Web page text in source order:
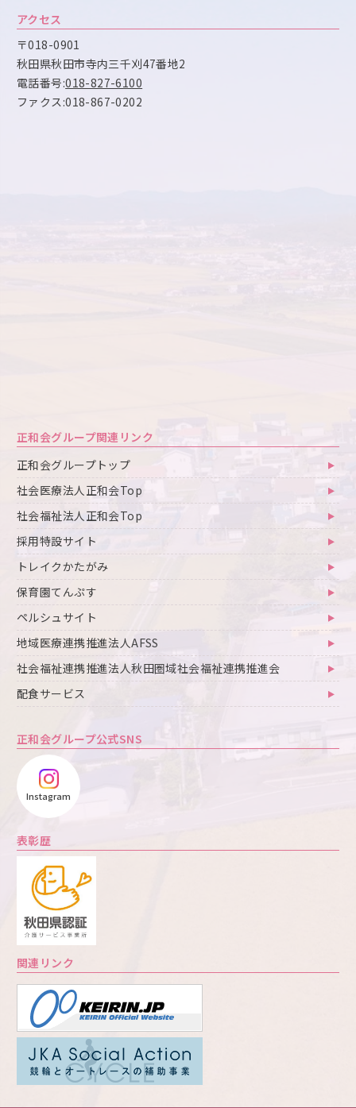
アクセス
〒018-0901
秋田県秋田市寺内三千刈47番地2
電話番号:018-827-6100
ファクス:018-867-0202
正和会グループ関連リンク
正和会グループトップ
社会医療法人正和会Top
社会福祉法人正和会Top
採用特設サイト
トレイクかたがみ
保育園てんぷす
ペルシュサイト
地域医療連携推進法人AFSS
社会福祉連携推進法人秋田圏域社会福祉連携推進会
配食サービス
正和会グループ公式SNS
Instagram
表彰歴
関連リンク